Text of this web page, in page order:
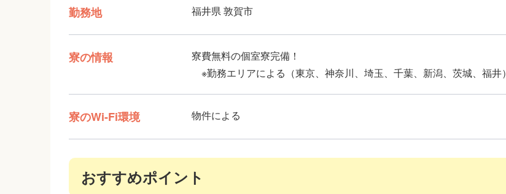
勤務地 福井県 敦賀市
寮の情報
寮費無料の個室寮完備！
※勤務エリアによる（東京、神奈川、埼玉、千葉、新潟、茨城、福井）
寮のWi-Fi環境 物件による
おすすめポイント